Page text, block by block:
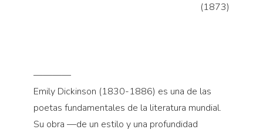
(1873)
————
Emily Dickinson (1830-1886) es una de las
poetas fundamentales de la literatura mundial.
Su obra —de un estilo y una profundidad